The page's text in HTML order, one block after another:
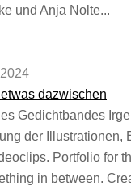
und Anja Nolte...
dazwischen
Gedichtbandes
der Illustrationen,
Portfolio for
in between.